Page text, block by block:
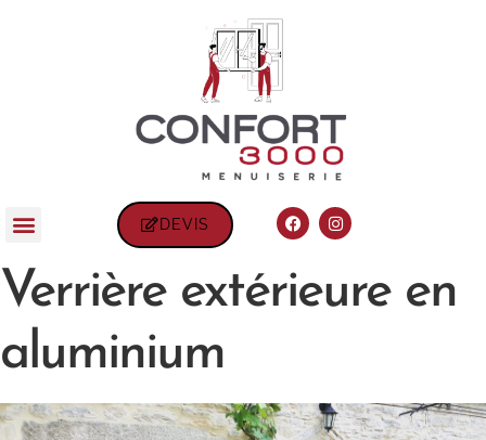
DEVIS
Verrière extérieure en
aluminium